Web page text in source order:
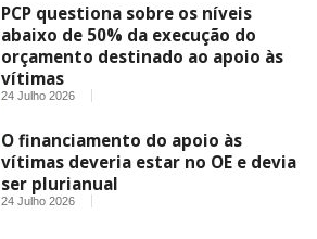
PCP questiona sobre os níveis
abaixo de 50% da execução do
orçamento destinado ao apoio às
vítimas
24 Julho 2026
O financiamento do apoio às
vítimas deveria estar no OE e devia
ser plurianual
24 Julho 2026